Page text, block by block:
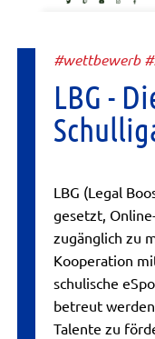
#wettbewerb
LBG -
LBG (Legal
gesetzt,
zugänglich zu
Kooperation
schulische
betreut
Talente zu